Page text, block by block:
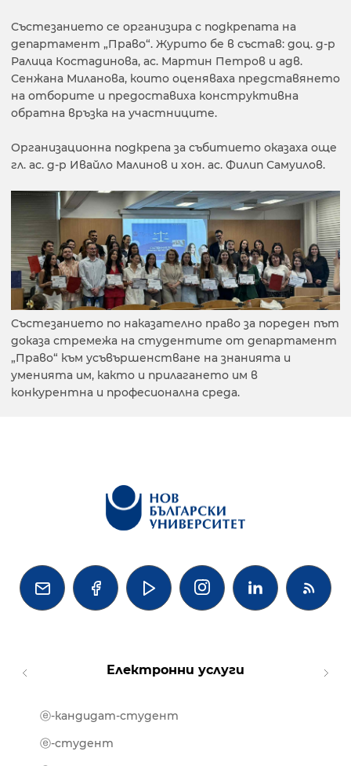
Състезанието се организира с подкрепата на
департамент „Право“. Журито бе в състав: доц. д-р
Ралица Костадинова, ас. Мартин Петров и адв.
Сенжана Миланова, които оценяваха представянето
на отборите и предоставиха конструктивна
обратна връзка на участниците.
Организационна подкрепа за събитието оказаха още
гл. ас. д-р Ивайло Малинов и хон. ас. Филип Самуилов.
Състезанието по наказателно право за пореден път
доказа стремежа на студентите от департамент
„Право“ към усъвършенстване на знанията и
уменията им, както и прилагането им в
конкурентна и професионална среда.
   
Електронни услуги
ⓔ-кандидат-студент
ⓔ-студент